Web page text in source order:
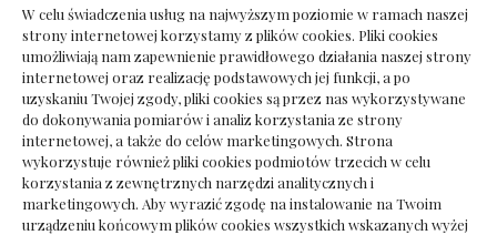
W celu świadczenia usług na najwyższym poziomie w ramach naszej
strony internetowej korzystamy z plików cookies. Pliki cookies
umożliwiają nam zapewnienie prawidłowego działania naszej strony
internetowej oraz realizację podstawowych jej funkcji, a po
uzyskaniu Twojej zgody, pliki cookies są przez nas wykorzystywane
do dokonywania pomiarów i analiz korzystania ze strony
internetowej, a także do celów marketingowych. Strona
wykorzystuje również pliki cookies podmiotów trzecich w celu
korzystania z zewnętrznych narzędzi analitycznych i
marketingowych. Aby wyrazić zgodę na instalowanie na Twoim
urządzeniu końcowym plików cookies wszystkich wskazanych wyżej
Deska podłogowa do salonu: jak wybrać bez
pośpiechu